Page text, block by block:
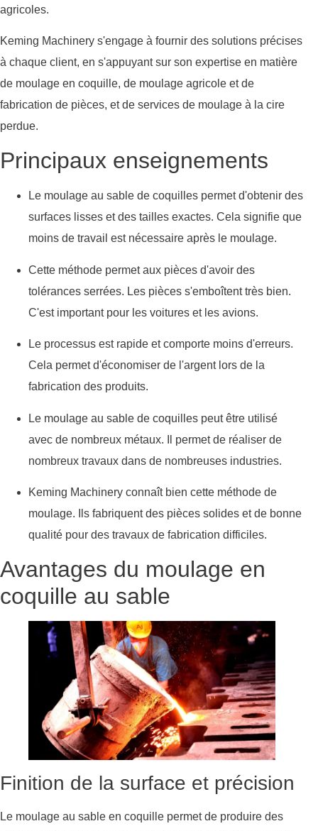
agricoles.
Keming Machinery s'engage à fournir des solutions précises
à chaque client, en s'appuyant sur son expertise en matière
de moulage en coquille, de moulage agricole et de
fabrication de pièces, et de services de moulage à la cire
perdue.
Principaux enseignements
Le moulage au sable de coquilles permet d'obtenir des
surfaces lisses et des tailles exactes. Cela signifie que
moins de travail est nécessaire après le moulage.
Cette méthode permet aux pièces d'avoir des
tolérances serrées. Les pièces s'emboîtent très bien.
C'est important pour les voitures et les avions.
Le processus est rapide et comporte moins d'erreurs.
Cela permet d'économiser de l'argent lors de la
fabrication des produits.
Le moulage au sable de coquilles peut être utilisé
avec de nombreux métaux. Il permet de réaliser de
nombreux travaux dans de nombreuses industries.
Keming Machinery connaît bien cette méthode de
moulage. Ils fabriquent des pièces solides et de bonne
qualité pour des travaux de fabrication difficiles.
Avantages du moulage en
coquille au sable
Finition de la surface et précision
Le moulage au sable en coquille permet de produire des